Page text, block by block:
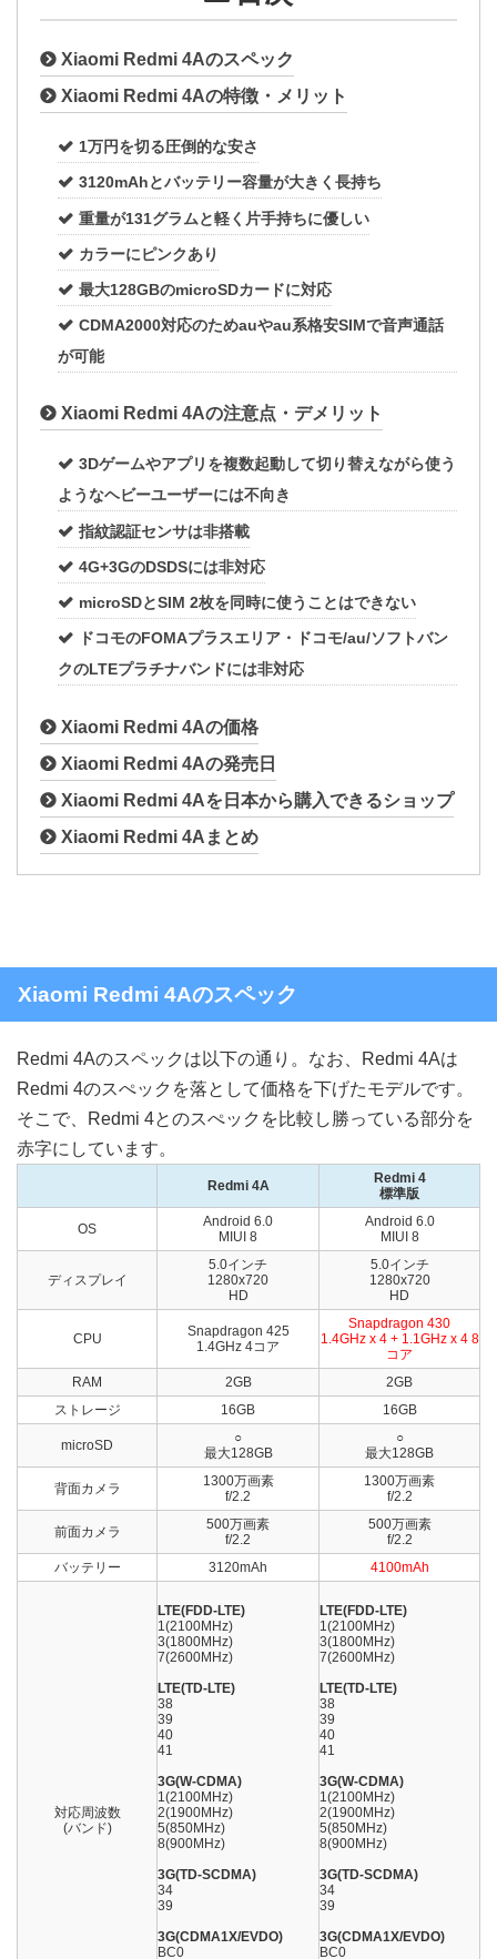
Xiaomi Redmi 4Aのスペック
Xiaomi Redmi 4Aの特徴・メリット
1万円を切る圧倒的な安さ
3120mAhとバッテリー容量が大きく長持ち
重量が131グラムと軽く片手持ちに優しい
カラーにピンクあり
最大128GBのmicroSDカードに対応
CDMA2000対応のためauやau系格安SIMで音声通話
が可能
Xiaomi Redmi 4Aの注意点・デメリット
3Dゲームやアプリを複数起動して切り替えながら使う
ようなヘビーユーザーには不向き
指紋認証センサは非搭載
4G+3GのDSDSには非対応
microSDとSIM 2枚を同時に使うことはできない
ドコモのFOMAプラスエリア・ドコモ/au/ソフトバン
クのLTEプラチナバンドには非対応
Xiaomi Redmi 4Aの価格
Xiaomi Redmi 4Aの発売日
Xiaomi Redmi 4Aを日本から購入できるショップ
Xiaomi Redmi 4Aまとめ
Xiaomi Redmi 4Aのスペック
Redmi 4Aのスペックは以下の通り。なお、Redmi 4Aは
Redmi 4のスぺックを落として価格を下げたモデルです。
そこで、Redmi 4とのスぺックを比較し勝っている部分を
赤字にしています。
Redmi 4A
Redmi 4
標準版
OS
Android 6.0
MIUI 8
Android 6.0
MIUI 8
ディスプレイ
5.0インチ
1280x720
HD
5.0インチ
1280x720
HD
CPU
Snapdragon 425
1.4GHz 4コア
Snapdragon 430
1.4GHz x 4 + 1.1GHz x 4 8
コア
RAM
2GB
2GB
ストレージ
16GB 16GB
microSD
○
最大128GB
○
最大128GB
背面カメラ
1300万画素
f/2.2
1300万画素
f/2.2
前面カメラ
500万画素
f/2.2
500万画素
f/2.2
バッテリー
3120mAh 4100mAh
対応周波数
(バンド)
LTE(FDD-LTE)
1(2100MHz)
3(1800MHz)
7(2600MHz)
LTE(TD-LTE)
38
39
40
41
3G(W-CDMA)
1(2100MHz)
2(1900MHz)
5(850MHz)
8(900MHz)
3G(TD-SCDMA)
34
39
3G(CDMA1X/EVDO)
BC0
LTE(FDD-LTE)
1(2100MHz)
3(1800MHz)
7(2600MHz)
LTE(TD-LTE)
38
39
40
41
3G(W-CDMA)
1(2100MHz)
2(1900MHz)
5(850MHz)
8(900MHz)
3G(TD-SCDMA)
34
39
3G(CDMA1X/EVDO)
BC0